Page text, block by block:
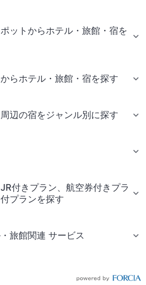
ットからホテル・旅館・宿を
らホテル・旅館・宿を探す
辺の宿をジャンル別に探す
付きプラン、航空券付きプラ
プランを探す
旅館関連 サービス